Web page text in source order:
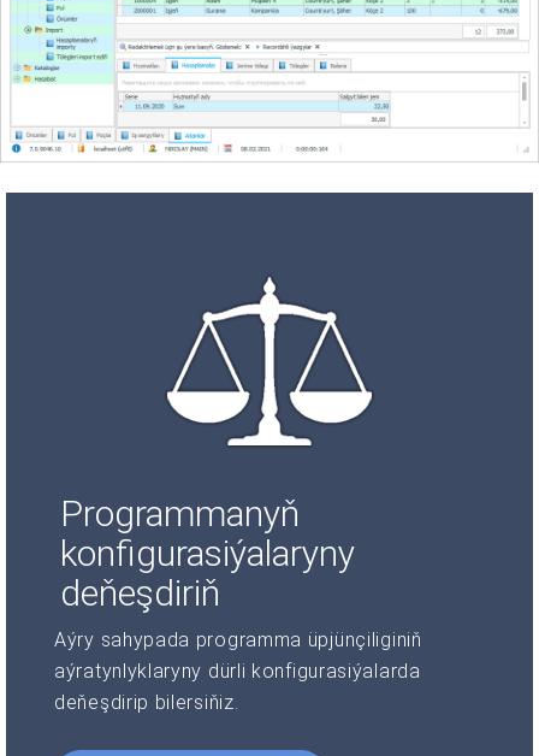
Programmanyň
konfigurasiýalaryny
deňeşdiriň
Aýry sahypada programma üpjünçiliginiň
aýratynlyklaryny dürli konfigurasiýalarda
deňeşdirip bilersiňiz.